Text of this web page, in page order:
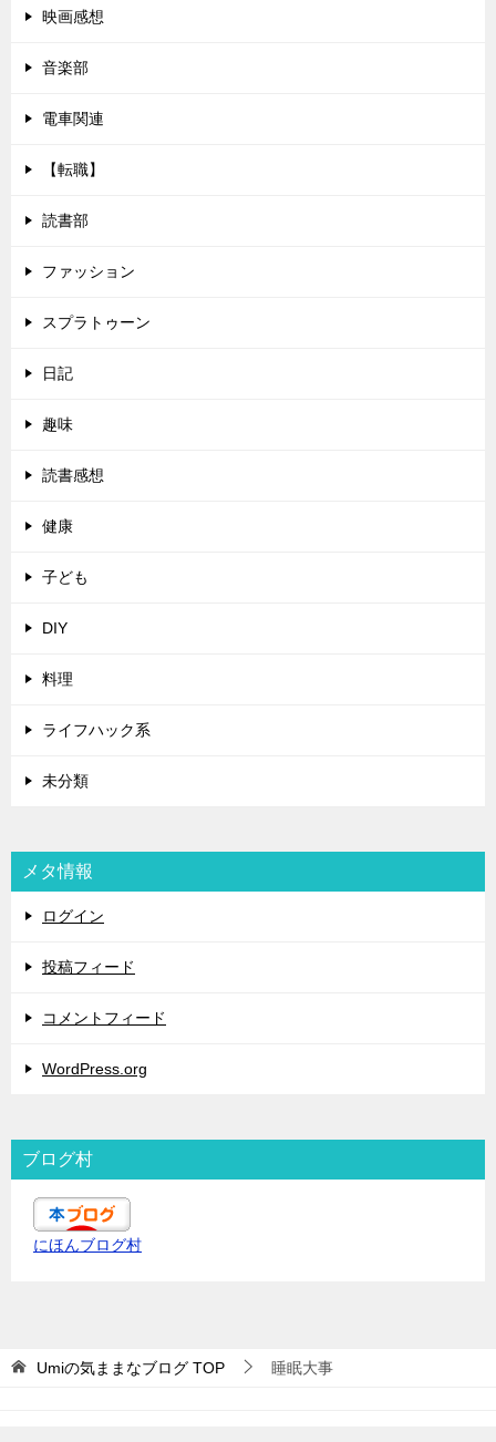
映画感想
音楽部
電車関連
【転職】
読書部
ファッション
スプラトゥーン
日記
趣味
読書感想
健康
子ども
DIY
料理
ライフハック系
未分類
メタ情報
ログイン
投稿フィード
コメントフィード
WordPress.org
ブログ村
にほんブログ村
Umiの気ままなブログ TOP 睡眠大事